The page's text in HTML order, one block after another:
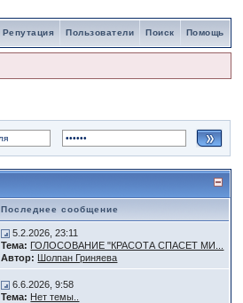
Помощь
Поиск
Пользователи
Репутация
Последнее сообщение
5.2.2026, 23:11
Тема: ГОЛОСОВАНИЕ "КРАСОТА СПАСЕТ МИ...
Автор: Шолпан Гриняева
6.6.2026, 9:58
Тема: Нет темы..